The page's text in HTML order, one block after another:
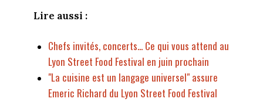
Lire aussi :
Chefs invités, concerts... Ce qui vous attend au
Lyon Street Food Festival en juin prochain
"La cuisine est un langage universel" assure
Emeric Richard du Lyon Street Food Festival